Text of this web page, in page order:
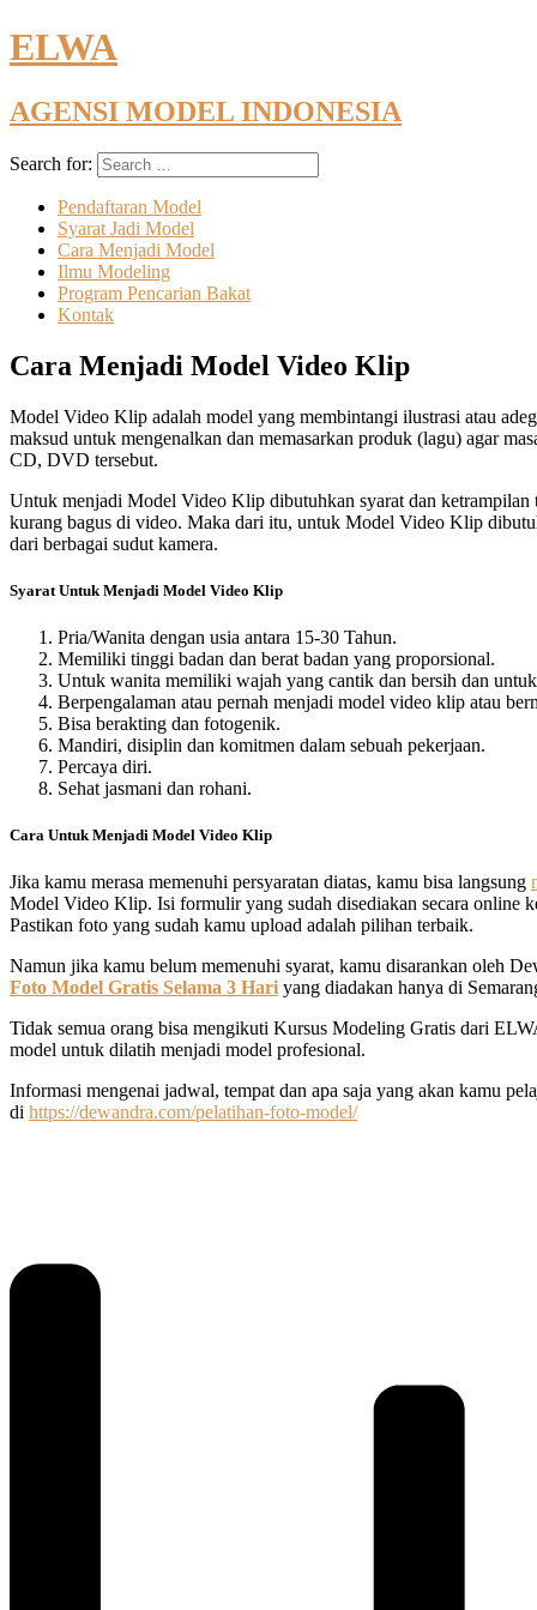
ELWA
AGENSI MODEL INDONESIA
Search for:
Pendaftaran Model
Syarat Jadi Model
Cara Menjadi Model
Ilmu Modeling
Program Pencarian Bakat
Kontak
Cara Menjadi Model Video Klip
Model Video Klip adalah model yang membintangi ilustrasi atau
maksud untuk mengenalkan dan memasarkan produk (lagu) agar
CD, DVD tersebut.
Untuk menjadi Model Video Klip dibutuhkan syarat dan ketrampilan
kurang bagus di video. Maka dari itu, untuk Model Video Klip
dari berbagai sudut kamera.
Syarat Untuk Menjadi Model Video Klip
Pria/Wanita dengan usia antara 15-30 Tahun.
Memiliki tinggi badan dan berat badan yang proporsional.
Untuk wanita memiliki wajah yang cantik dan bersih dan
Berpengalaman atau pernah menjadi model video klip atau
Bisa berakting dan fotogenik.
Mandiri, disiplin dan komitmen dalam sebuah pekerjaan.
Percaya diri.
Sehat jasmani dan rohani.
Cara Untuk Menjadi Model Video Klip
Jika kamu merasa memenuhi persyaratan diatas, kamu bisa langsung
Model Video Klip. Isi formulir yang sudah disediakan secara online
Pastikan foto yang sudah kamu upload adalah pilihan terbaik.
Namun jika kamu belum memenuhi syarat, kamu disarankan oleh
Foto Model Gratis Selama 3 Hari yang diadakan hanya di
Tidak semua orang bisa mengikuti Kursus Modeling Gratis dari
model untuk dilatih menjadi model profesional.
Informasi mengenai jadwal, tempat dan apa saja yang akan kamu
di https://dewandra.com/pelatihan-foto-model/